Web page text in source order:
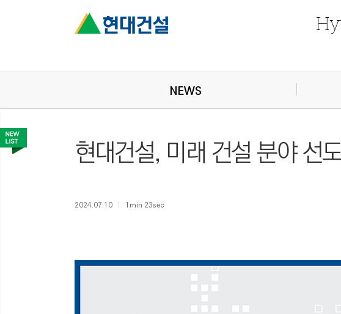
NEWS
현대건설, 미래 건설 분야 선
2024.07.10 1min 23sec